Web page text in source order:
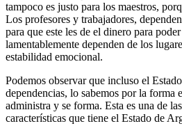
tampoco es justo para los maestros,
Los profesores y trabajadores,
para que este les de el dinero para
lamentablemente dependen de los
estabilidad emocional.
Podemos observar que incluso el
dependencias, lo sabemos por la forma
administra y se forma. Esta es una de
características que tiene el Estado de